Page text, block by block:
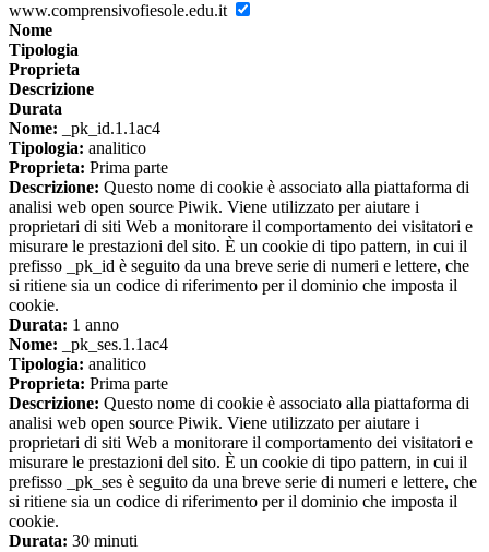
www.comprensivofiesole.edu.it
Nome
Tipologia
Proprieta
Descrizione
Durata
Nome: _pk_id.1.1ac4
Tipologia: analitico
Proprieta: Prima parte
Descrizione: Questo nome di cookie è associato alla piattaforma di
analisi web open source Piwik. Viene utilizzato per aiutare i
proprietari di siti Web a monitorare il comportamento dei visitatori e
misurare le prestazioni del sito. È un cookie di tipo pattern, in cui il
prefisso _pk_id è seguito da una breve serie di numeri e lettere, che
si ritiene sia un codice di riferimento per il dominio che imposta il
cookie.
Durata: 1 anno
Nome: _pk_ses.1.1ac4
Tipologia: analitico
Proprieta: Prima parte
Descrizione: Questo nome di cookie è associato alla piattaforma di
analisi web open source Piwik. Viene utilizzato per aiutare i
proprietari di siti Web a monitorare il comportamento dei visitatori e
misurare le prestazioni del sito. È un cookie di tipo pattern, in cui il
prefisso _pk_ses è seguito da una breve serie di numeri e lettere, che
si ritiene sia un codice di riferimento per il dominio che imposta il
cookie.
Durata: 30 minuti